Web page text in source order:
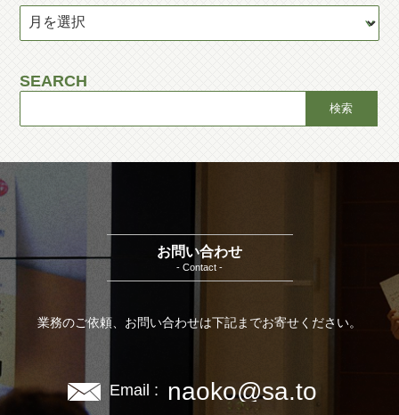
SEARCH
お問い合わせ
- Contact -
業務のご依頼、お問い合わせは下記までお寄せください。
Email : naoko@sa.to